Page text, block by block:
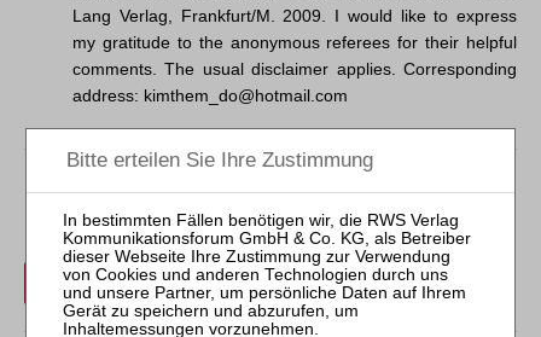
Lang Verlag, Frankfurt/M. 2009. I would like to express
my gratitude to the anonymous referees for their helpful
comments. The usual disclaimer applies. Corresponding
address: kimthem_do@hotmail.com
Für Abonnenten ist der Zugang zu Aufsätzen und
Rechtsprechung frei.
Login